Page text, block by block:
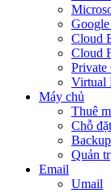
Cloud
Cloud
Private
Virtual
Máy chủ
Thuê
Chỗ
Quản
Email
Umail